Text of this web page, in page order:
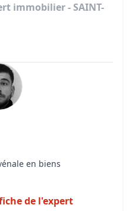
immobilier - SAINT-
en biens
de l'expert